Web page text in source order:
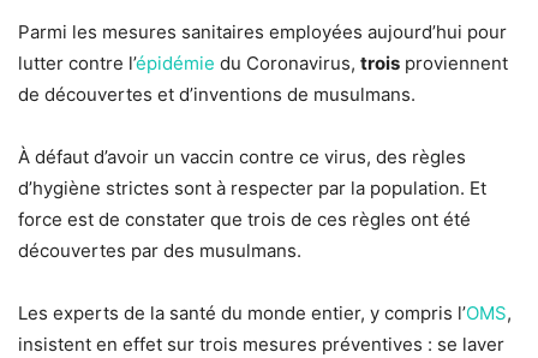
Parmi les mesures sanitaires employées aujourd’hui pour
lutter contre l’épidémie du Coronavirus, trois proviennent
de découvertes et d’inventions de musulmans.
À défaut d’avoir un vaccin contre ce virus, des règles
d’hygiène strictes sont à respecter par la population. Et
force est de constater que trois de ces règles ont été
découvertes par des musulmans.
Les experts de la santé du monde entier, y compris l’OMS,
insistent en effet sur trois mesures préventives : se laver